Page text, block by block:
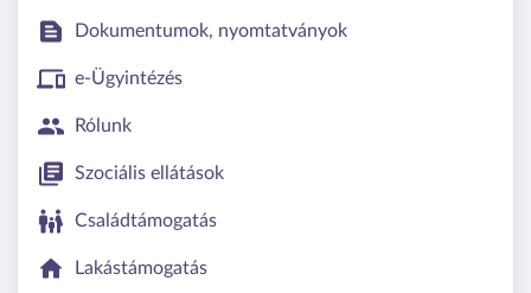
Dokumentumok, nyomtatványok
e-Ügyintézés
Rólunk
Szociális ellátások
Családtámogatás
Lakástámogatás